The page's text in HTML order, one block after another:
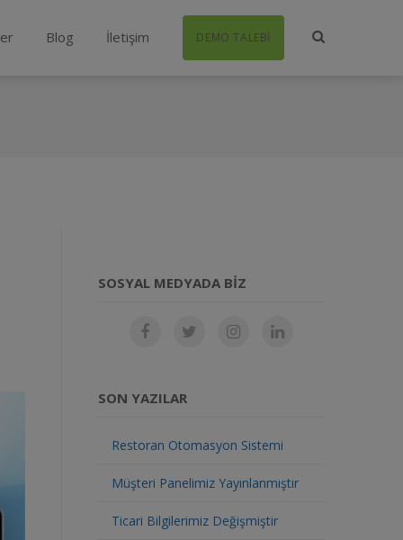
Blog İletişim DEMO TALEBI
SOSYAL MEDYADA BIZ
SON YAZILAR
Restoran Otomasyon Sistemi
Müşteri Panelimiz Yayınlanmıştır
Ticari Bilgilerimiz Değişmiştir